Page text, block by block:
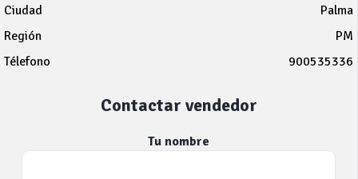
Ciudad
Palma
Región
PM
Télefono
900535336
Contactar vendedor
Tu nombre